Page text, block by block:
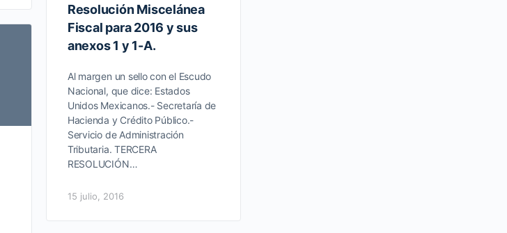
Resolución Miscelánea
Fiscal para 2016 y sus
anexos 1 y 1-A.
Al margen un sello con el Escudo
Nacional, que dice: Estados
Unidos Mexicanos.- Secretaría de
Hacienda y Crédito Público.-
Servicio de Administración
Tributaria. TERCERA
RESOLUCIÓN…
15 julio, 2016